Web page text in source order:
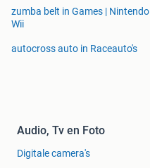
zumba belt in Games | Nintendo
Wii
autocross auto in Raceauto's
Audio, Tv en Foto
Digitale camera's